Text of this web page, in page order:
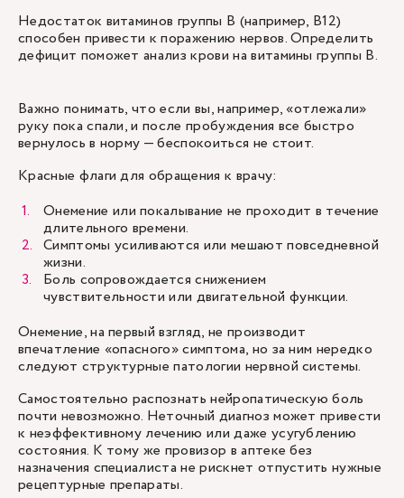
Недостаток витаминов группы B (например, B12)
способен привести к поражению нервов. Определить
дефицит поможет анализ крови на витамины группы B.
Важно понимать, что если вы, например, «отлежали»
руку пока спали, и после пробуждения все быстро
вернулось в норму — беспокоиться не стоит.
Красные флаги для обращения к врачу:
Онемение или покалывание не проходит в течение
длительного времени.
Симптомы усиливаются или мешают повседневной
жизни.
Боль сопровождается снижением
чувствительности или двигательной функции.
Онемение, на первый взгляд, не производит
впечатление «опасного» симптома, но за ним нередко
следуют структурные патологии нервной системы.
Самостоятельно распознать нейропатическую боль
почти невозможно. Неточный диагноз может привести
к неэффективному лечению или даже усугублению
состояния. К тому же провизор в аптеке без
назначения специалиста не рискнет отпустить нужные
рецептурные препараты.